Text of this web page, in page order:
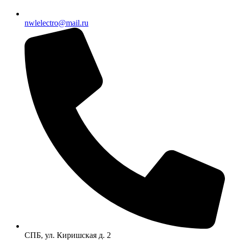
nwlelectro@mail.ru
СПБ, ул. Киришская д. 2